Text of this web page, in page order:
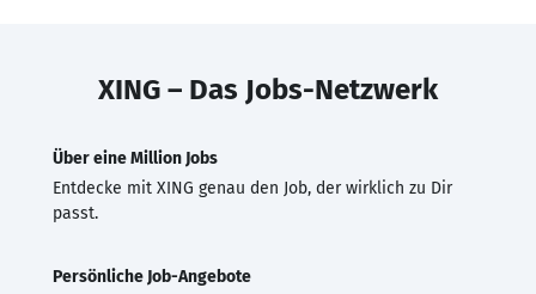
XING – Das Jobs-Netzwerk
Über eine Million Jobs
Entdecke mit XING genau den Job, der wirklich zu Dir
passt.
Persönliche Job-Angebote